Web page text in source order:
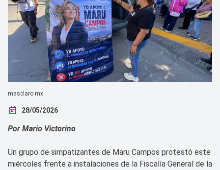
masclaro.mx
today 28/05/2026
Por Mario Victorino
Un grupo de simpatizantes de Maru Campos protestó este
miércoles frente a instalaciones de la Fiscalía General de la